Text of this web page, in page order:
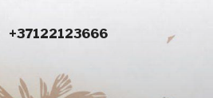
+37122123666